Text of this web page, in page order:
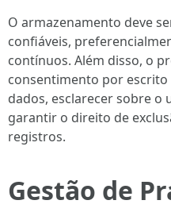
O armazenamento deve
confiáveis,
contínuos. Além disso, o
consentimento por
dados, esclarecer sobre o
garantir o direito de
registros.
Gestão de